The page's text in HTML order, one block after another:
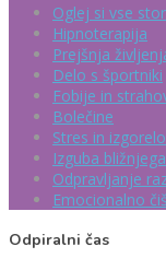
Oglej si vse
Hipnoterapija
Prejšnja
Delo s športniki
Fobije in
Bolečine
Stres in
Izguba
Odpravljanje
Emocionalno
Odpiralni čas